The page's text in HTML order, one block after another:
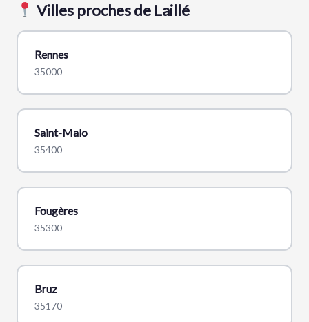
Villes proches de Laillé
Rennes
35000
Saint-Malo
35400
Fougères
35300
Bruz
35170